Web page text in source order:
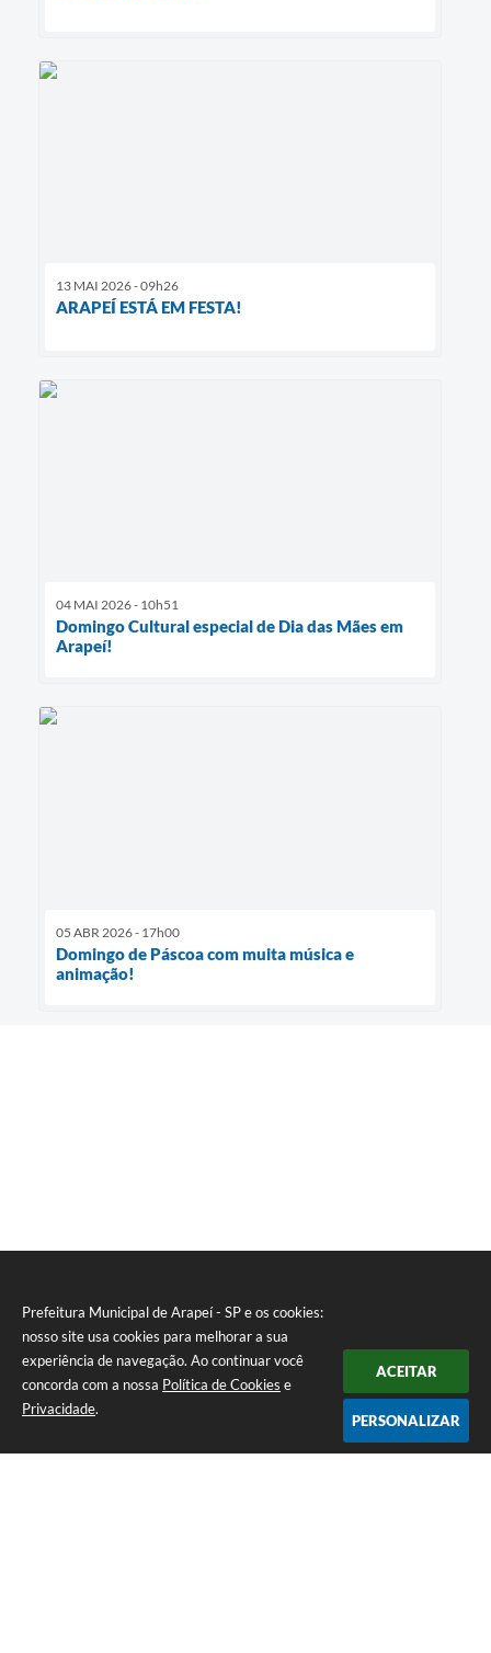
Prefeitura Municipal de Arapeí - SP e os cookies:
nosso site usa cookies para melhorar a sua
experiência de navegação. Ao continuar você
concorda com a nossa Política de Cookies e
Privacidade.
ACEITAR
PERSONALIZAR
13 MAI 2026 - 09h26
ARAPEÍ ESTÁ EM FESTA!
04 MAI 2026 - 10h51
Domingo Cultural especial de Dia das Mães em
Arapeí!
05 ABR 2026 - 17h00
Domingo de Páscoa com muita música e
animação!